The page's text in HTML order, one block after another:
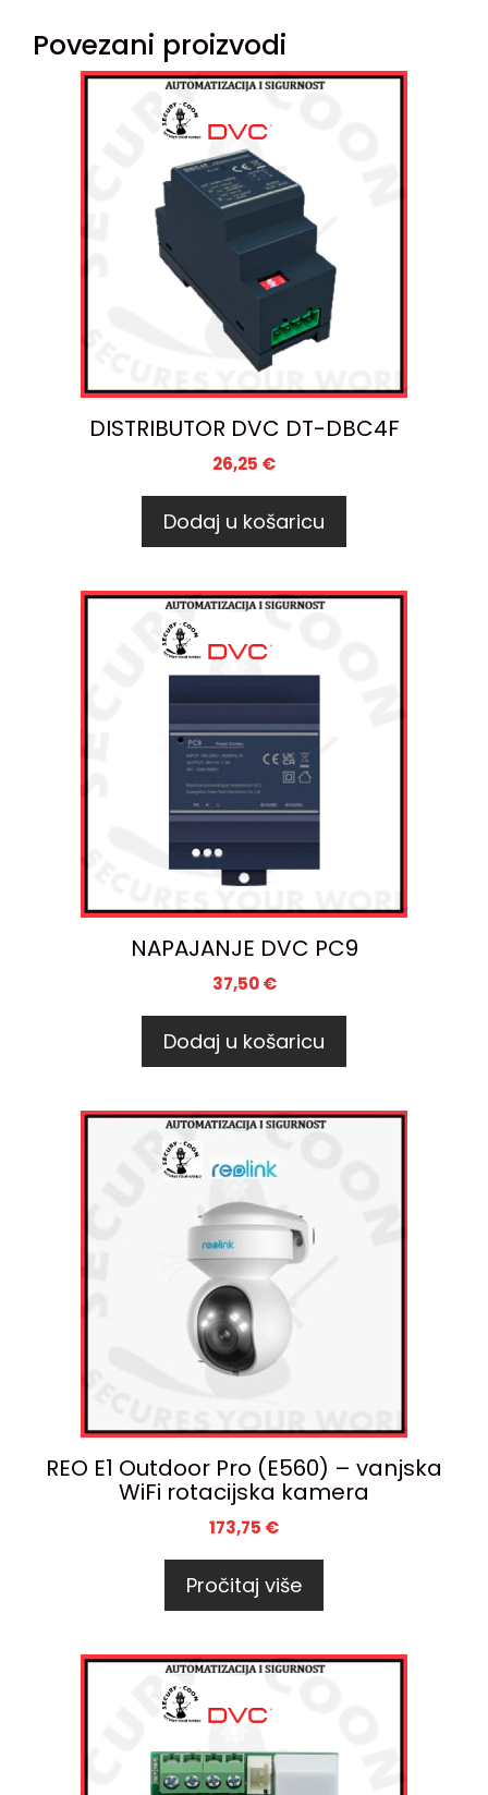
Povezani proizvodi
DISTRIBUTOR DVC DT-DBC4F
26,25 €
Dodaj u košaricu
NAPAJANJE DVC PC9
37,50€
Dodaj u košaricu
REO E1 Outdoor Pro (E560) – vanjska
WiFi rotacijska kamera
173,75 €
Pročitaj više